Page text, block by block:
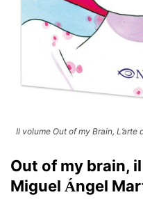
Il volume Out of my Brain,
Out of my brain,
Miguel Ángel